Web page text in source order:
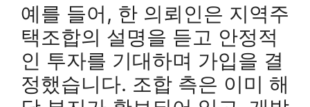
예를 들어, 한 의뢰인은 지역주
택조합의 설명을 듣고 안정적
인 투자를 기대하며 가입을 결
정했습니다. 조합 측은 이미 해